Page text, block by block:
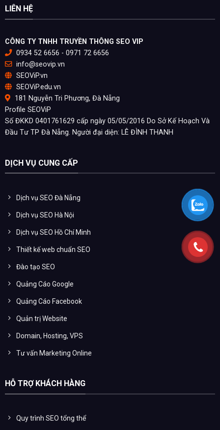
LIÊN HỆ
CÔNG TY TNHH TRUYỀN THÔNG SEO VIP
0934 52 6656 - 0971 72 6656
info@seovip.vn
SEOViP.vn
SEOViP.edu.vn
181 Nguyễn Tri Phương, Đà Nẵng
Profile SEOViP
Số ĐKKD 0401761629 cấp ngày 05/05/2016 Do Sở Kế Hoạch Và
Đầu Tư TP Đà Nẵng. Người đại diện: LÊ ĐÌNH THANH
DỊCH VỤ CUNG CẤP
Dịch vụ SEO Đà Nẵng
Dịch vụ SEO Hà Nội
Dịch vụ SEO Hồ Chí Minh
Thiết kế web chuẩn SEO
Đào tạo SEO
Quảng Cáo Google
Quảng Cáo Facebook
Quản trị Website
Domain, Hosting, VPS
Tư vấn Marketing Online
HỖ TRỢ KHÁCH HÀNG
Quy trình SEO tổng thể